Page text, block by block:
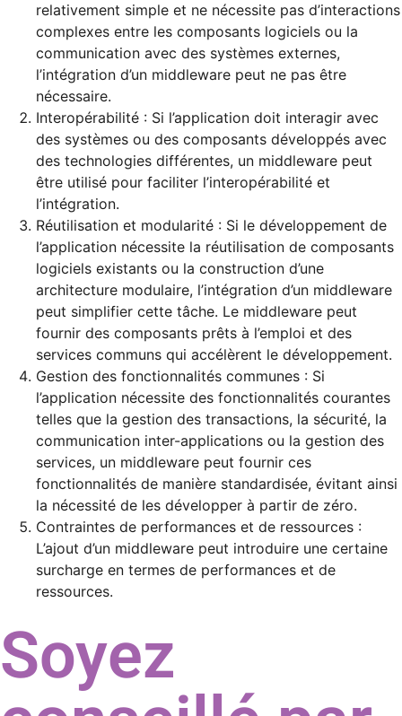
relativement simple et ne nécessite pas d’interactions
complexes entre les composants logiciels ou la
communication avec des systèmes externes,
l’intégration d’un middleware peut ne pas être
nécessaire.
Interopérabilité : Si l’application doit interagir avec
des systèmes ou des composants développés avec
des technologies différentes, un middleware peut
être utilisé pour faciliter l’interopérabilité et
l’intégration.
Réutilisation et modularité : Si le développement de
l’application nécessite la réutilisation de composants
logiciels existants ou la construction d’une
architecture modulaire, l’intégration d’un middleware
peut simplifier cette tâche. Le middleware peut
fournir des composants prêts à l’emploi et des
services communs qui accélèrent le développement.
Gestion des fonctionnalités communes : Si
l’application nécessite des fonctionnalités courantes
telles que la gestion des transactions, la sécurité, la
communication inter-applications ou la gestion des
services, un middleware peut fournir ces
fonctionnalités de manière standardisée, évitant ainsi
la nécessité de les développer à partir de zéro.
Contraintes de performances et de ressources :
L’ajout d’un middleware peut introduire une certaine
surcharge en termes de performances et de
ressources.
Soyez